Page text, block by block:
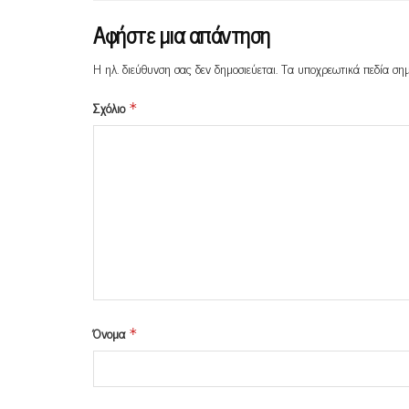
Αφήστε μια απάντηση
Η ηλ. διεύθυνση σας δεν δημοσιεύεται.Τα υποχρεωτικά πεδία
Σχόλιο *
Όνομα *